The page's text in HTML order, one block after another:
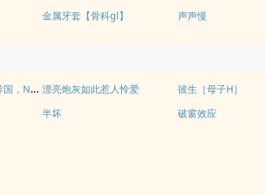
金属牙套【骨科gl】 声声慢
我们如何成为孤岛（异国，NPH） 漂亮炮灰如此惹人怜爱
彼生［母子H］
半坏 破窗效应